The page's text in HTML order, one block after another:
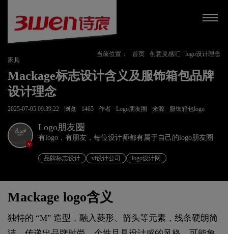
当前位置： 首页 创意灵感汇
logo设计理念
家具
Mackage标志设计含义及服饰箱包品牌
设计理念
2025-07-05 09:39:22 浏览 1465 作者 Logo朋友圈 来源 服饰箱包logo
v
Logo朋友圈
有logo，有朋友，每位设计师都有属于自己的logo朋友圈
品牌标志设计 vi设计公司 logo设计网
Mackage logo含义
独特的 “M” 造型，融入菱形、箭头等元素，线条硬朗简